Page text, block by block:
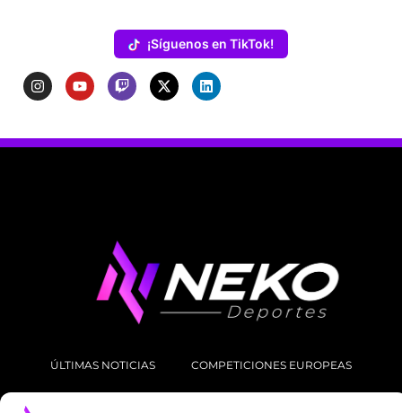
¡Síguenos en TikTok!
ÚLTIMAS NOTICIAS COMPETICIONES EUROPEAS